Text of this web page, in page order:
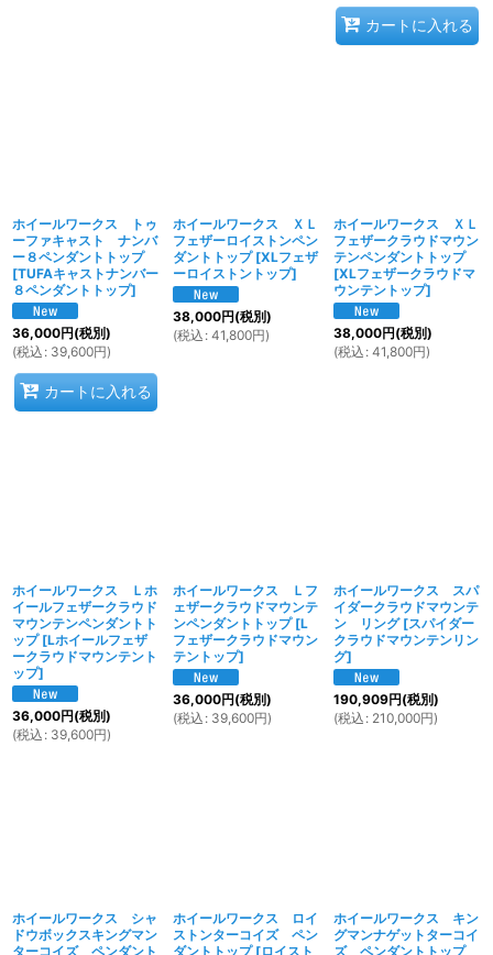
カートに入れる
ホイールワークス トゥ
ーファキャスト ナンバ
ー８ペンダントトップ
[TUFAキャストナンバー
８ペンダントトップ]
36,000円(税別)
(税込 : 39,600円)
カートに入れる
ホイールワークス ＸＬ
フェザーロイストンペン
ダントトップ [XLフェザ
ーロイストントップ]
38,000円(税別)
(税込 : 41,800円)
ホイールワークス ＸＬ
フェザークラウドマウン
テンペンダントトップ
[XLフェザークラウドマ
ウンテントップ]
38,000円(税別)
(税込 : 41,800円)
ホイールワークス Ｌホ
イールフェザークラウド
マウンテンペンダントト
ップ [Lホイールフェザ
ークラウドマウンテント
ップ]
36,000円(税別)
(税込 : 39,600円)
ホイールワークス Ｌフ
ェザークラウドマウンテ
ンペンダントトップ [L
フェザークラウドマウン
テントップ]
36,000円(税別)
(税込 : 39,600円)
ホイールワークス スパ
イダークラウドマウンテ
ン リング [スパイダー
クラウドマウンテンリン
グ]
190,909円(税別)
(税込 : 210,000円)
ホイールワークス シャ
ドウボックスキングマン
ターコイズ ペンダント
ホイールワークス ロイ
ストンターコイズ ペン
ダントトップ [ロイスト
ホイールワークス キン
グマンナゲットターコイ
ズ ペンダントトップ